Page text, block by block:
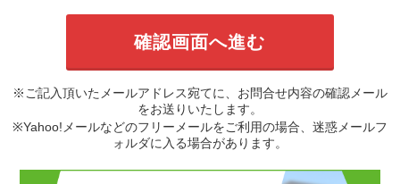
※ご記入頂いたメールアドレス宛てに、お問合せ内容の確認メール
をお送りいたします。
※Yahoo!メールなどのフリーメールをご利用の場合、迷惑メールフ
ォルダに入る場合があります。